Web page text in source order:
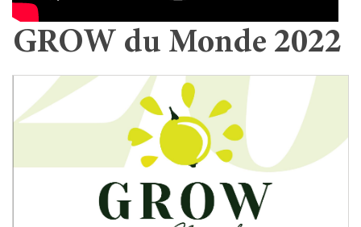
GROW du Monde 2022